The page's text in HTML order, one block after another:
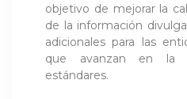
objetivo de mejorar la
de la información
adicionales para las
que avanzan en la
estándares.